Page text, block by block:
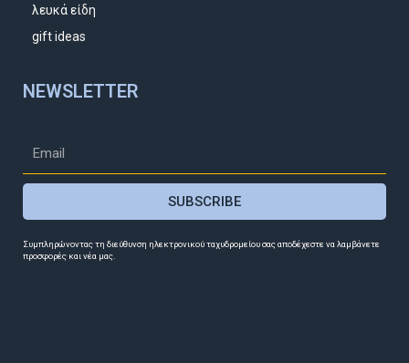
λευκά είδη
gift ideas
NEWSLETTER
SUBSCRIBE
Συμπληρώνοντας τη διεύθυνση ηλεκτρονικού ταχυδρομείου σας αποδέχεστε να λαμβάνετε
προσφορές και νέα μας.